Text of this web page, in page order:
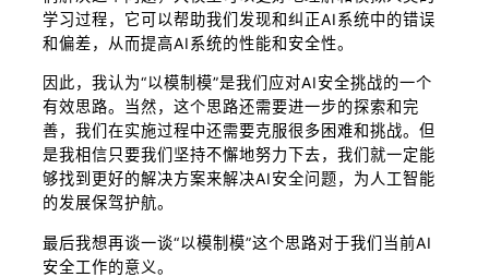
学习过程，它可以帮助我们发现和纠正AI系统中的错误
和偏差，从而提高AI系统的性能和安全性。
因此，我认为“以模制模”是我们应对AI安全挑战的一个
有效思路。当然，这个思路还需要进一步的探索和完
善，我们在实施过程中还需要克服很多困难和挑战。但
是我相信只要我们坚持不懈地努力下去，我们就一定能
够找到更好的解决方案来解决AI安全问题，为人工智能
的发展保驾护航。
最后我想再谈一谈“以模制模”这个思路对于我们当前AI
安全工作的意义。